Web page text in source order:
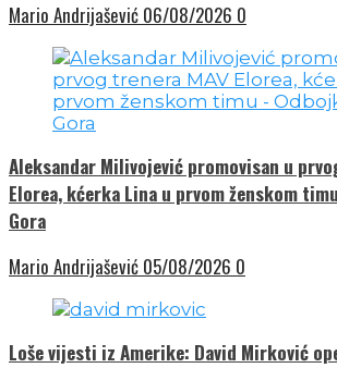
Mario Andrijašević 06/08/2026 0
Aleksandar Milivojević promovisan u
Elorea, kćerka Lina u prvom ženskom
Gora
Mario Andrijašević 05/08/2026 0
Loše vijesti iz Amerike: David Mirković